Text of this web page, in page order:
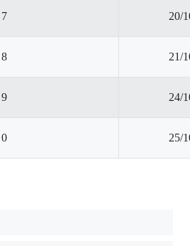
7 20/
8 21/
9 24/
0 25/